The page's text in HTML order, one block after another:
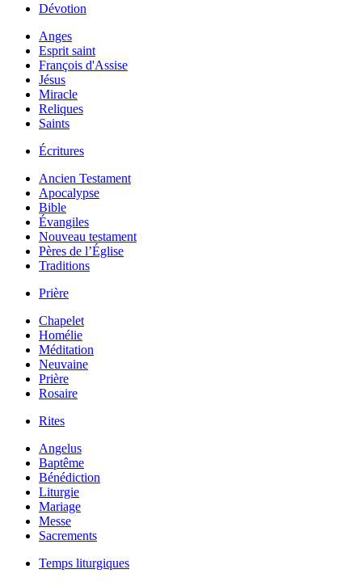
Dévotion
Anges
Esprit saint
François d'Assise
Jésus
Miracle
Reliques
Saints
Écritures
Ancien Testament
Apocalypse
Bible
Évangiles
Nouveau testament
Pères de l’Église
Traditions
Prière
Chapelet
Homélie
Méditation
Neuvaine
Prière
Rosaire
Rites
Angelus
Baptême
Bénédiction
Liturgie
Mariage
Messe
Sacrements
Temps liturgiques